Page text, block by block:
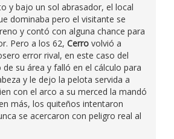
y bajo un sol abrasador, el local
dominaba pero el visitante se
y contó con alguna chance para
Pero a los 62, Cerro volvió a
error rival, en este caso del
su área y falló en el cálculo para
y le dejo la pelota servida a
con el arco a su merced la mandó
más, los quiteños intentaron
se acercaron con peligro real al